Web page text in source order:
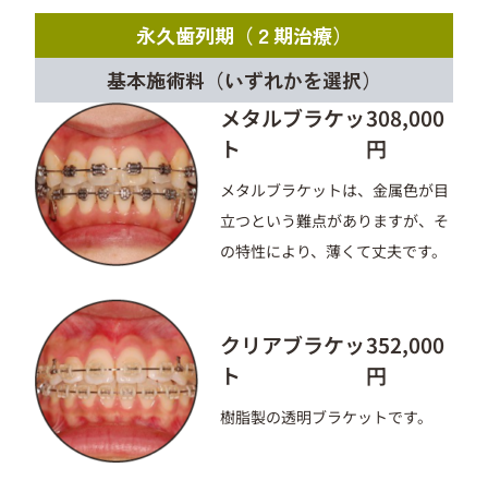
永久歯列期（２期治療）
基本施術料（いずれかを選択）
メタルブラケッ
ト
308,000
円
メタルブラケットは、金属色が目
立つという難点がありますが、そ
の特性により、薄くて丈夫です。
クリアブラケッ
ト
352,000
円
樹脂製の透明ブラケットです。